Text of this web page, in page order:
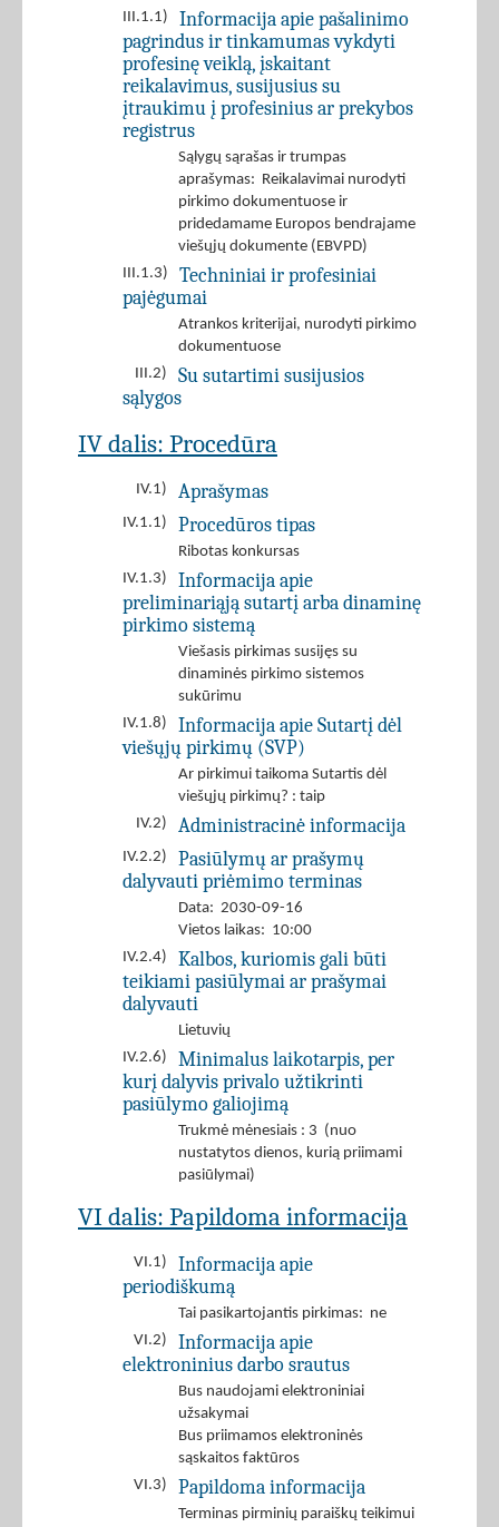
III.1.1)
Informacija apie pašalinimo
pagrindus ir tinkamumas vykdyti
profesinę veiklą, įskaitant
reikalavimus, susijusius su
įtraukimu į profesinius ar prekybos
registrus
Sąlygų sąrašas ir trumpas
aprašymas: Reikalavimai nurodyti
pirkimo dokumentuose ir
pridedamame Europos bendrajame
viešųjų dokumente (EBVPD)
III.1.3)
Techniniai ir profesiniai
pajėgumai
Atrankos kriterijai, nurodyti pirkimo
dokumentuose
III.2)
Su sutartimi susijusios
sąlygos
IV dalis: Procedūra
IV.1) Aprašymas
IV.1.1) Procedūros tipas
Ribotas konkursas
IV.1.3)
Informacija apie
preliminariąją sutartį arba dinaminę
pirkimo sistemą
Viešasis pirkimas susijęs su
dinaminės pirkimo sistemos
sukūrimu
IV.1.8)
Informacija apie Sutartį dėl
viešųjų pirkimų (SVP)
Ar pirkimui taikoma Sutartis dėl
viešųjų pirkimų? : taip
IV.2)
Administracinė informacija
IV.2.2)
Pasiūlymų ar prašymų
dalyvauti priėmimo terminas
Data: 2030-09-16
Vietos laikas: 10:00
IV.2.4)
Kalbos, kuriomis gali būti
teikiami pasiūlymai ar prašymai
dalyvauti
Lietuvių
IV.2.6)
Minimalus laikotarpis, per
kurį dalyvis privalo užtikrinti
pasiūlymo galiojimą
Trukmė mėnesiais : 3 (nuo
nustatytos dienos, kurią priimami
pasiūlymai)
VI dalis: Papildoma informacija
VI.1)
Informacija apie
periodiškumą
Tai pasikartojantis pirkimas: ne
VI.2)
Informacija apie
elektroninius darbo srautus
Bus naudojami elektroniniai
užsakymai
Bus priimamos elektroninės
sąskaitos faktūros
VI.3)
Papildoma informacija
Terminas pirminių paraiškų teikimui